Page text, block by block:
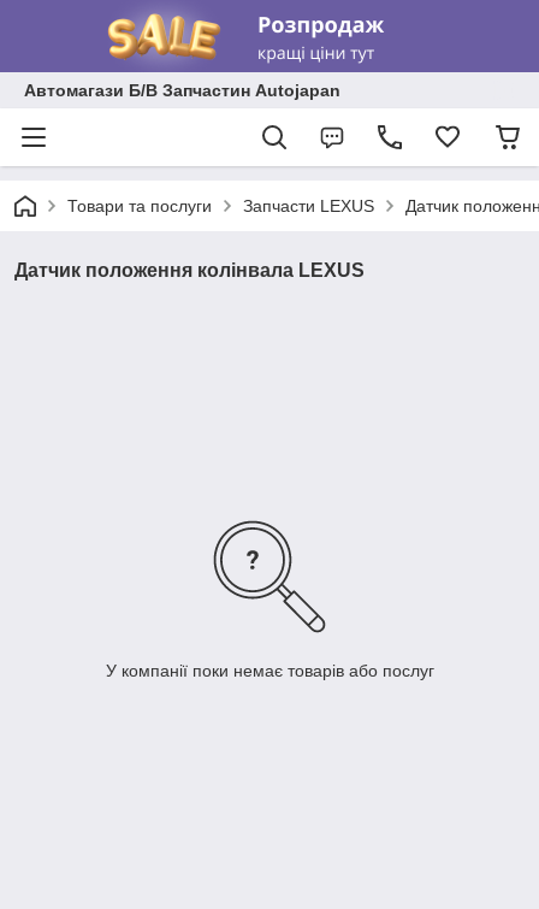
Автомагази Б/В Запчастин Autojapan
Товари та послуги Запчасти LEXUS Датчик
Датчик положення колінвала LEXUS
У компанії поки немає товарів або послуг